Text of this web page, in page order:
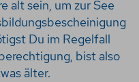
alt sein, um zur See
Du im Regelfall
bist also
älter.